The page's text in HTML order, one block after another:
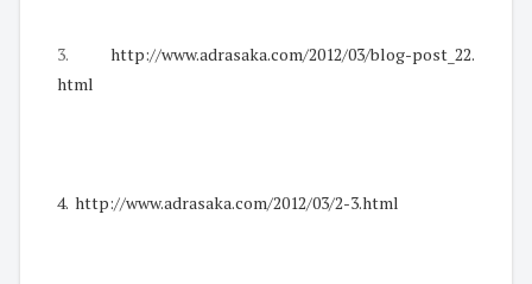
3. http://www.adrasaka.com/2012/03/blog-post_22.
html
4. http://www.adrasaka.com/2012/03/2-3.html